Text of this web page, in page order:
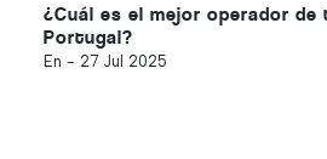
¿Cuál es el mejor operador de
Portugal?
En - 27 Jul 2025